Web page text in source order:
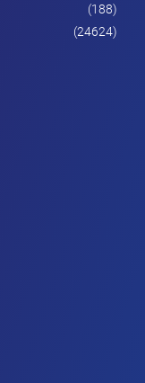
(188)
(24624)